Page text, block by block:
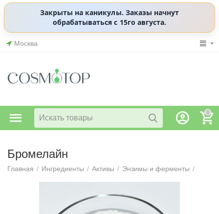
Закрыты на каникулы. Заказы начнут
обрабатываться с 15го августа.
Москва
0
Бромелайн
Главная / Ингредиенты / Активы / Энзимы и ферменты /